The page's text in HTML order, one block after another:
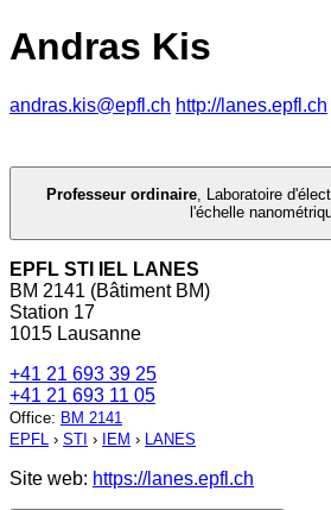
Andras Kis
andras.kis@epfl.ch http://lanes.epfl.ch
Professeur ordinaire, Laboratoire
l'échelle
EPFL STI IEL LANES
BM 2141 (Bâtiment BM)
Station 17
1015 Lausanne
+41 21 693 39 25
+41 21 693 11 05
Office: BM 2141
EPFL › STI › IEM › LANES
Site web: https://lanes.epfl.ch